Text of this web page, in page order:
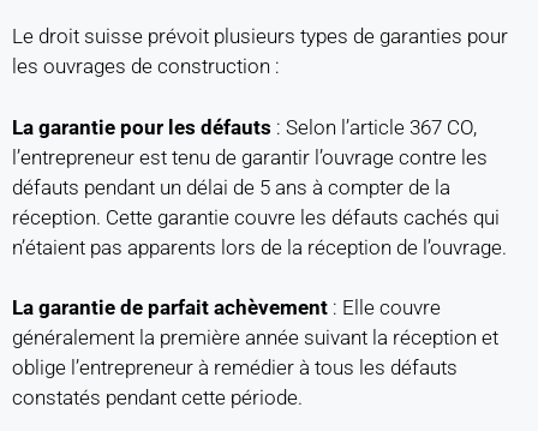
Le droit suisse prévoit plusieurs types de garanties pour
les ouvrages de construction :
La garantie pour les défauts : Selon l’article 367 CO,
l’entrepreneur est tenu de garantir l’ouvrage contre les
défauts pendant un délai de 5 ans à compter de la
réception. Cette garantie couvre les défauts cachés qui
n’étaient pas apparents lors de la réception de l’ouvrage.
La garantie de parfait achèvement : Elle couvre
généralement la première année suivant la réception et
oblige l’entrepreneur à remédier à tous les défauts
constatés pendant cette période.